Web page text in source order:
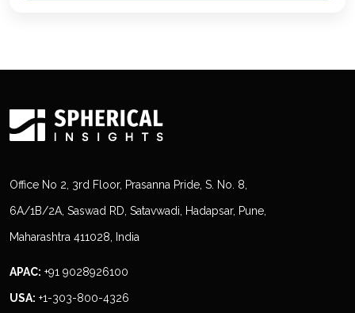
Office No 2, 3rd Floor, Prasanna Pride, S. No. 8,
6A/1B/2A, Saswad RD, Satavwadi, Hadapsar, Pune,
Maharashtra 411028, India
APAC: +91 9028926100
USA: +1-303-800-4326